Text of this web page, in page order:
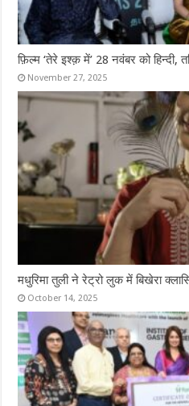
फ़िल्म ‘तेरे इश्क़ में’ 28 नवंबर को हिन्दी,
November 27, 2025
मधुरिमा तुली ने रेट्रो लुक में बिखेरा
October 14, 2025